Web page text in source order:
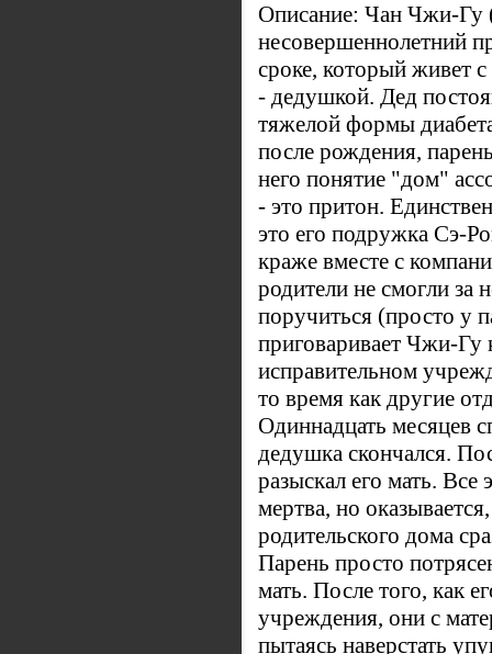
Описание: Чан Чжи-
несовершеннолетний
сроке, который живет
- дедушкой. Дед
тяжелой формы
после рождения,
него понятие "дом"
- это притон.
это его подружка Сэ-
краже вместе с
родители не смогли за
поручиться (просто у
приговаривает Чжи-Гу
исправительном
то время как другие
Одиннадцать месяцев
дедушка скончался.
разыскал его мать.
мертва, но
родительского дома
Парень просто
мать. После того, как
учреждения, они с
пытаясь наверстать